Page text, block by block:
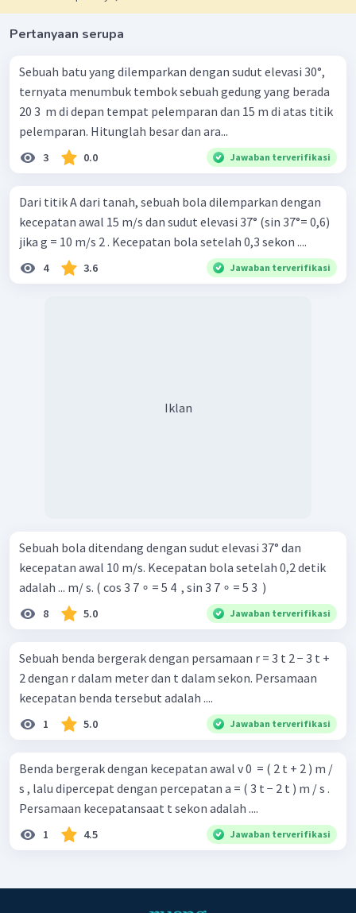
Pertanyaan serupa
Sebuah batu yang dilemparkan dengan sudut elevasi 30°,
ternyata menumbuk tembok sebuah gedung yang berada
20 3 ​ m di depan tempat pelemparan dan 15 m di atas titik
pelemparan. Hitunglah besar dan ara...
3 0.0 Jawaban terverifikasi
Dari titik A dari tanah, sebuah bola dilemparkan dengan
kecepatan awal 15 m/s dan sudut elevasi 37° (sin 37°= 0,6)
jika g = 10 m/s 2 . Kecepatan bola setelah 0,3 sekon ....
4 3.6 Jawaban terverifikasi
Iklan
Sebuah bola ditendang dengan sudut elevasi 37° dan
kecepatan awal 10 m/s. Kecepatan bola setelah 0,2 detik
adalah ... m/ s. ( cos 3 7 ∘ = 5 4 ​ , sin 3 7 ∘ = 5 3 ​ )
8 5.0 Jawaban terverifikasi
Sebuah benda bergerak dengan persamaan r = 3 t 2 − 3 t +
2 dengan r dalam meter dan t dalam sekon. Persamaan
kecepatan benda tersebut adalah ....
1 5.0 Jawaban terverifikasi
Benda bergerak dengan kecepatan awal v 0 ​ = ( 2 t + 2 ) m /
s , lalu dipercepat dengan percepatan a = ( 3 t − 2 t ) m / s .
Persamaan kecepatansaat t sekon adalah ....
1 4.5 Jawaban terverifikasi